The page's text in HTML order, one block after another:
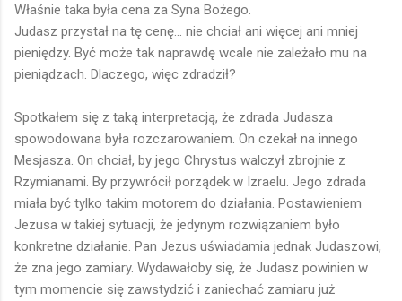
Właśnie taka była cena za Syna Bożego.
Judasz przystał na tę cenę... nie chciał ani więcej ani mniej
pieniędzy. Być może tak naprawdę wcale nie zależało mu na
pieniądzach. Dlaczego, więc zdradził?
Spotkałem się z taką interpretacją, że zdrada Judasza
spowodowana była rozczarowaniem. On czekał na innego
Mesjasza. On chciał, by jego Chrystus walczył zbrojnie z
Rzymianami. By przywrócił porządek w Izraelu. Jego zdrada
miała być tylko takim motorem do działania. Postawieniem
Jezusa w takiej sytuacji, że jedynym rozwiązaniem było
konkretne działanie. Pan Jezus uświadamia jednak Judaszowi,
że zna jego zamiary. Wydawałoby się, że Judasz powinien w
tym momencie się zawstydzić i zaniechać zamiaru już